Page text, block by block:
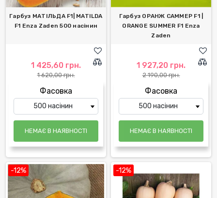
Гарбуз МАТІЛЬДА F1| MATILDA
F1 Enza Zaden 500 насінин
1 425,60 грн.
1 620,00 грн.
Фасовка
НЕМАЄ В НАЯВНОСТІ
Гарбуз ОРАНЖ САММЕР F1 |
ORANGE SUMMER F1 Enza
Zaden
1 927,20 грн.
2 190,00 грн.
Фасовка
НЕМАЄ В НАЯВНОСТІ
-12% -12%